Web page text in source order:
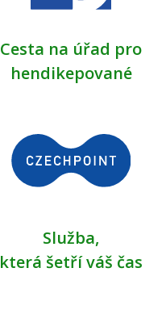
Cesta na úřad pro
hendikepované
Služba,
která šetří váš čas